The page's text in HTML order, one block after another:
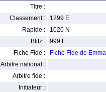
Titre :
Classement :
1299 E
Rapide :
1020 N
Blitz :
999 E
Fiche Fide :
Fiche Fide de
Arbitre national :
Arbitre fide :
Initiateur :